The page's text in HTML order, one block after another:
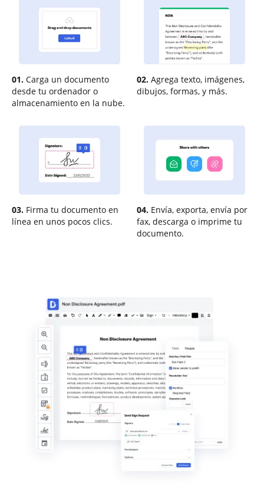
01. Carga un documento
desde tu ordenador o
almacenamiento en la nube.
02. Agrega texto, imágenes,
dibujos, formas, y más.
03. Firma tu documento en
línea en unos pocos clics.
04. Envía, exporta, envía por
fax, descarga o imprime tu
documento.